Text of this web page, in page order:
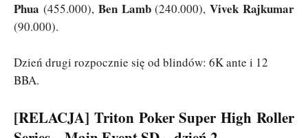
Phua (455.000), Ben Lamb(240.000),Vivek Rajkumar
(90.000).
Dzień drugi rozpocznie się od blindów: 6K ante i 12
BBA.
[RELACJA] Triton Poker Super High Roller